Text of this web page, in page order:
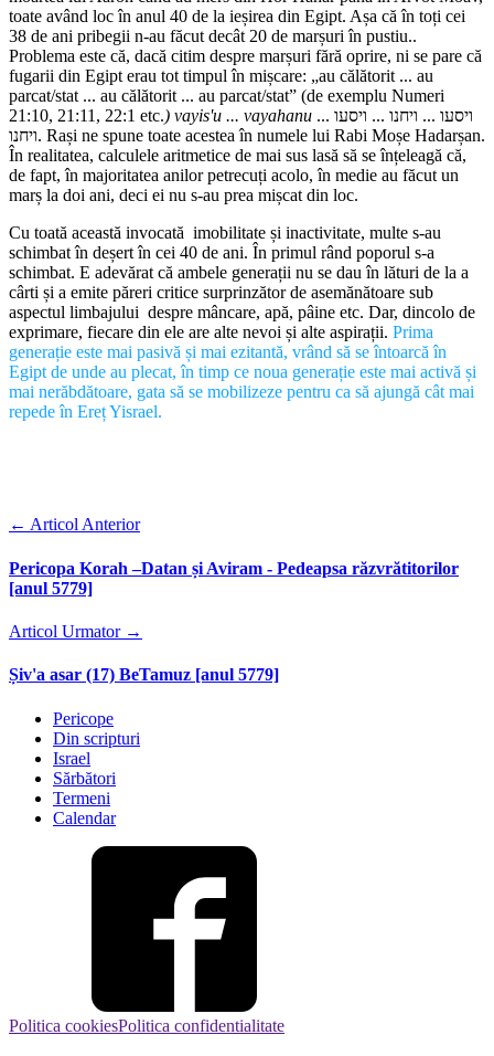
toate având loc în anul 40 de la ieșirea din Egipt. Așa că în toți cei
38 de ani pribegii n-au făcut decât 20 de marșuri în pustiu..
Problema este că, dacă citim despre marșuri fără oprire, ni se pare că
fugarii din Egipt erau tot timpul în mișcare: „au călătorit ... au
parcat/stat ... au călătorit ... au parcat/stat” (de exemplu Numeri
21:10, 21:11, 22:1 etc.) vayis'u ... vayahanu
ויחנו. Rași ne spune toate acestea în numele lui Rabi Moșe Hadarșan.
În realitatea, calculele aritmetice de mai sus lasă să se înțeleagă că,
de fapt, în majoritatea anilor petrecuți acolo, în medie au făcut un
marș la doi ani, deci ei nu s-au prea mișcat din loc.
Cu toată această invocată imobilitate și inactivitate, multe s-au
schimbat în deșert în cei 40 de ani. În primul rând poporul s-a
schimbat. E adevărat că ambele generații nu se dau în lături de la a
cârti și a emite păreri critice surprinzător de asemănătoare sub
aspectul limbajului despre mâncare, apă, pâine etc. Dar, dincolo de
exprimare, fiecare din ele are alte nevoi și alte aspirații. Prima
generație este mai pasivă și mai ezitantă, vrând să se întoarcă în
Egipt de unde au plecat, în timp ce noua generație este mai activă și
mai nerăbdătoare, gata să se mobilizeze pentru ca să ajungă cât mai
repede în Ereț Yisrael.
← Articol Anterior
Pericopa Korah –Datan și Aviram - Pedeapsa răzvrătitorilor
[anul 5779]
Articol Urmator →
Șiv'a asar (17) BeTamuz [anul 5779]
Pericope
Din scripturi
Israel
Sărbători
Termeni
Calendar
Politica cookiesPolitica confidentialitate